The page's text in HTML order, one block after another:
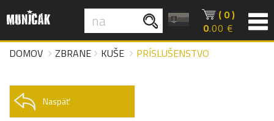
( 0 )
0.00 €
DOMOV
ZBRANE KUŠE PRÍSLUŠENSTVO
Naspäť